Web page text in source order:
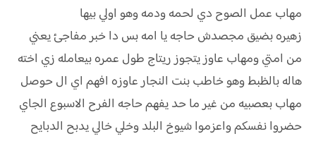
مهاب عمل الصوح دي لحمه ودمه وهو اولي بيها
زهيره بضيق مجصدش حاجه يا امه بس دا خبر مفاجئ يعني
من امتي ومهاب عاوز يتجوز ريتاج طول عمره بيعامله زي اخته
هاله بالظبط وهو خاطب بنت النجار عاوزه افهم اي ال حوصل
مهاب بعصبيه من غير ما حد يفهم حاجه الفرح الاسبوع الجاي
حضروا نفسكم واعزموا شيوخ البلد وخلي خالي يدبح الدبايح